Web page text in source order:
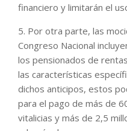
financiero y limitarán el
5. Por otra parte, las
Congreso Nacional
los pensionados de
las características
dichos anticipos, estos
para el pago de más de
vitalicias y más de 2,5